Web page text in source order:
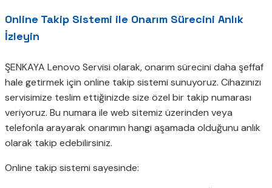
Online Takip Sistemi ile Onarım Sürecini Anlık
İzleyin
ŞENKAYA Lenovo Servisi olarak, onarım sürecini daha şeffaf
hale getirmek için online takip sistemi sunuyoruz. Cihazınızı
servisimize teslim ettiğinizde size özel bir takip numarası
veriyoruz. Bu numara ile web sitemiz üzerinden veya
telefonla arayarak onarımın hangi aşamada olduğunu anlık
olarak takip edebilirsiniz.
Online takip sistemi sayesinde: